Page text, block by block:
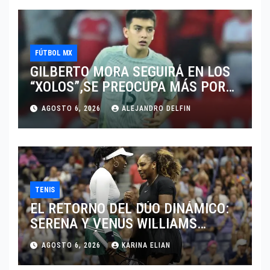
FÚTBOL MX
GILBERTO MORA SEGUIRÁ EN LOS
“XOLOS”,SE PREOCUPA MÁS POR
JUGAR EN SU EQUIPO.
AGOSTO 6, 2026 ALEJANDRO DELFIN
TENIS
EL RETORNO DEL DÚO DINÁMICO:
SERENA Y VENUS WILLIAMS
DISPUTARÁN LOS DOBLES EN
CINCINNATI 2026
AGOSTO 6, 2026 KARINA ELIAN